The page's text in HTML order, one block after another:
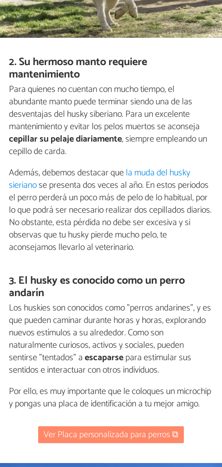
2. Su hermoso manto requiere
mantenimiento
Para quienes no cuentan con mucho tiempo, el
abundante manto puede terminar siendo una de las
desventajas del husky siberiano. Para un excelente
mantenimiento y evitar los pelos muertos se aconseja
cepillar su pelaje diariamente, siempre empleando un
cepillo de carda.
Además, debemos destacar quela muda del husky
sierianose presenta dos veces al año. En estos periodos
el perro perderá un poco más de pelo de lo habitual, por
lo que podrá ser necesario realizar dos cepillados diarios.
No obstante, esta pérdida no debe ser excesiva y si
observas que tu husky pierde mucho pelo, te
aconsejamos llevarlo al veterinario.
3. El husky es conocido como un perro
andarín
Los huskies son conocidos como "perros andarines", y es
que pueden caminar durante horas y horas, explorando
nuevos estímulos a su alrededor. Como son
naturalmente curiosos, activos y sociales, pueden
sentirse "tentados" aescaparsepara estimular sus
sentidos e interactuar con otros individuos.
Por ello, es muy importante que le coloques un microchip
y pongas una placa de identificación a tu mejor amigo.
Ver Placa personalizada para perros ⧉